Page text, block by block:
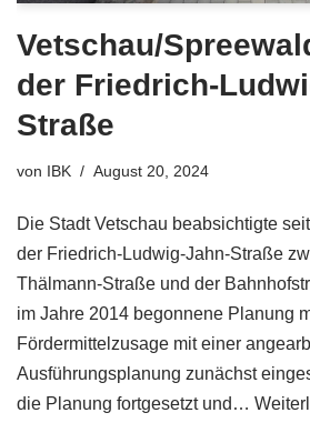
Vetschau/
der Friedrich-
Straße
von IBK August 20, 2024
Die Stadt Vetschau beabsichtigte
der Friedrich-Ludwig-Jahn-Straße
Thälmann-Straße und der
im Jahre 2014 begonnene Planung
Fördermittelzusage mit einer
Ausführungsplanung zunächst
die Planung fortgesetzt und…